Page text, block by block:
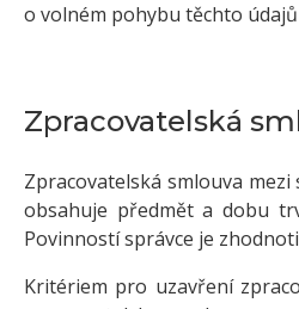
o volném pohybu těchto
Zpracovatelská
Zpracovatelská smlouva
obsahuje předmět a dobu
Povinností správce je
Kritériem pro uzavření